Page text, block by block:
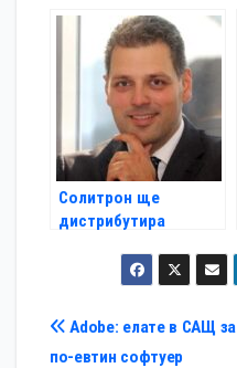
крушки
Солитрон ще
дистрибутира
в България
Навигация
Adobe: елате в САЩ за
по-евтин софтуер